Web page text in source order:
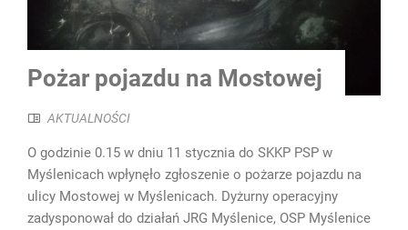
Pożar pojazdu na Mostowej
AKTUALNOŚCI
O godzinie 0.15 w dniu 11 stycznia do SKKP PSP w
Myślenicach wpłynęło zgłoszenie o pożarze pojazdu na
ulicy Mostowej w Myślenicach. Dyżurny operacyjny
zadysponował do działań JRG Myślenice, OSP Myślenice